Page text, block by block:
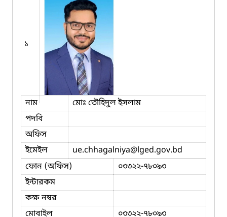
১
নাম
মোঃ তৌহিদুল ইসলাম
পদবি
অফিস
ইমেইল
ue.chhagalniya@lged.gov.bd
ফোন (অফিস)
০৩৩২২-৭৮০৯৩
ইন্টারকম
কক্ষ নম্বর
মোবাইল
০৩৩২২-৭৮০৯৩